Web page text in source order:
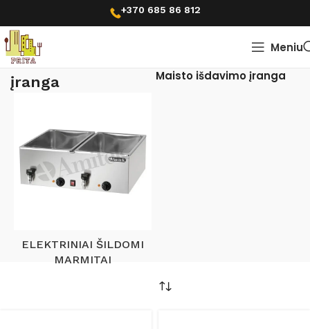
+370 685 86 812
Meniu
Maisto išdavimo
įranga
Maisto išdavimo įranga
ELEKTRINIAI ŠILDOMI
MARMITAI